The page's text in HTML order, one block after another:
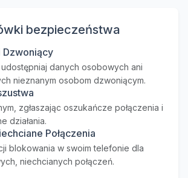
bezpieczeństwa
Dzwoniący
danych osobowych ani
nieznanym osobom dzwoniącym.
zgłaszając oszukańcze połączenia i
działania.
Połączenia
blokowania w swoim telefonie dla
niechcianych połączeń.